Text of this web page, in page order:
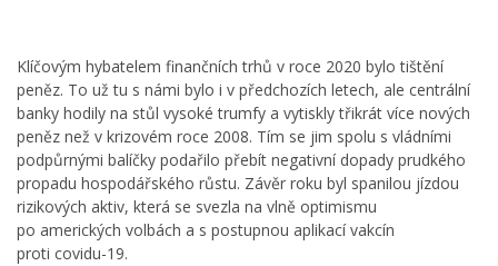
Klíčovým hybatelem finančních trhů v roce 2020 bylo tištění
peněz. To už tu s námi bylo i v předchozích letech, ale centrální
banky hodily na stůl vysoké trumfy a vytiskly třikrát více nových
peněz než v krizovém roce 2008. Tím se jim spolu s vládními
podpůrnými balíčky podařilo přebít negativní dopady prudkého
propadu hospodářského růstu. Závěr roku byl spanilou jízdou
rizikových aktiv, která se svezla na vlně optimismu
po amerických volbách a s postupnou aplikací vakcín
proti covidu-19.